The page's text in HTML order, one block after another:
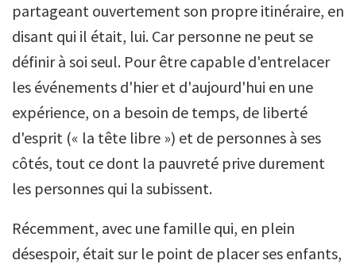
partageant ouvertement son propre itinéraire, en
disant qui il était, lui. Car personne ne peut se
définir à soi seul. Pour être capable d'entrelacer
les événements d'hier et d'aujourd'hui en une
expérience, on a besoin de temps, de liberté
d'esprit (« la tête libre ») et de personnes à ses
côtés, tout ce dont la pauvreté prive durement
les personnes qui la subissent.
Récemment, avec une famille qui, en plein
désespoir, était sur le point de placer ses enfants,